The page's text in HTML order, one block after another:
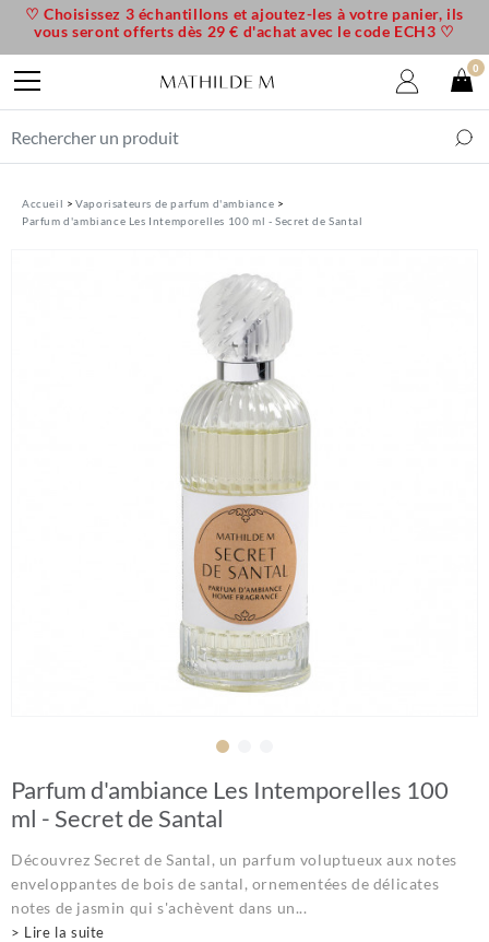
Accueil
Vaporisateurs de parfum d'ambiance
Parfum d'ambiance Les Intemporelles 100 ml - Secret de Santal
Parfum d'ambiance Les Intemporelles 100
ml - Secret de Santal
Découvrez Secret de Santal, un parfum voluptueux aux notes
enveloppantes de bois de santal, ornementées de délicates
notes de jasmin qui s'achèvent dans un...
> Lire la suite
♡ Choisissez 3 échantillons et ajoutez-les à votre panier, ils
vous seront offerts dès 29 € d'achat avec le code ECH3 ♡
0